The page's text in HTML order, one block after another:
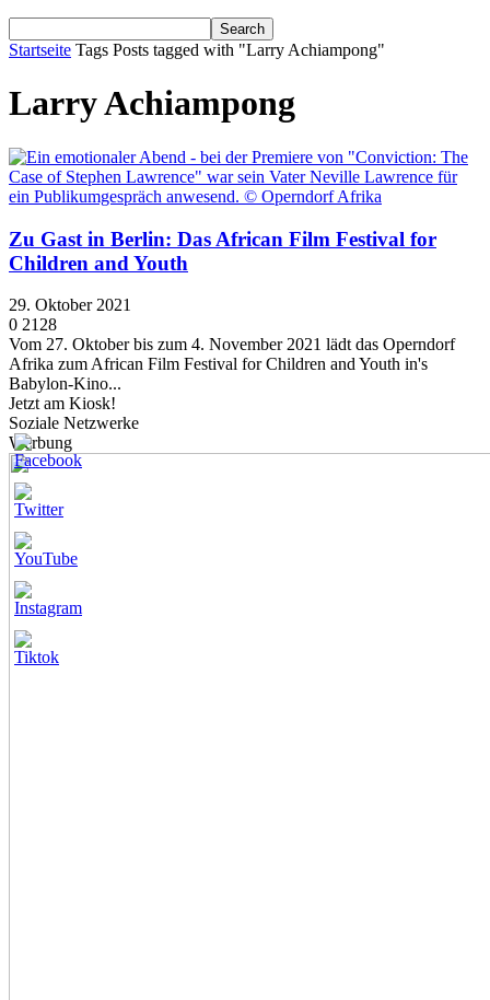
Startseite Tags Posts tagged with "Larry Achiampong"
Larry Achiampong
Zu Gast in Berlin: Das African Film Festival for
Children and Youth
29. Oktober 2021
0 2128
Vom 27. Oktober bis zum 4. November 2021 lädt das Operndorf
Afrika zum African Film Festival for Children and Youth in's
Babylon-Kino...
Jetzt am Kiosk!
Soziale Netzwerke
Werbung